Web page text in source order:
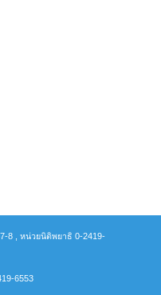
8 , หน่วยนิติพยาธิ 0-2419-
6553